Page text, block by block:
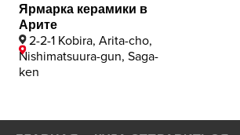
Ярмарка керамики в
Арите
2-2-1 Kobira, Arita-cho,
Nishimatsuura-gun, Saga-
ken